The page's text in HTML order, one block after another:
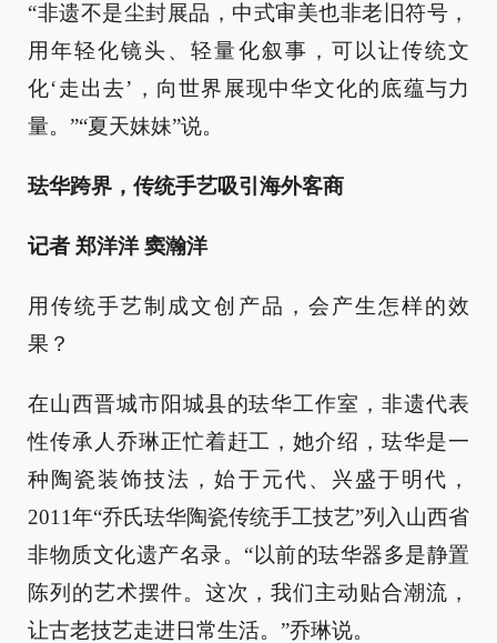
“非遗不是尘封展品，中式审美也非老旧符号，
用年轻化镜头、轻量化叙事，可以让传统文
化‘走出去’，向世界展现中华文化的底蕴与力
量。”“夏天妹妹”说。
珐华跨界，传统手艺吸引海外客商
记者 郑洋洋 窦瀚洋
用传统手艺制成文创产品，会产生怎样的效
果？
在山西晋城市阳城县的珐华工作室，非遗代表
性传承人乔琳正忙着赶工，她介绍，珐华是一
种陶瓷装饰技法，始于元代、兴盛于明代，
2011年“乔氏珐华陶瓷传统手工技艺”列入山西省
非物质文化遗产名录。“以前的珐华器多是静置
陈列的艺术摆件。这次，我们主动贴合潮流，
让古老技艺走进日常生活。”乔琳说。